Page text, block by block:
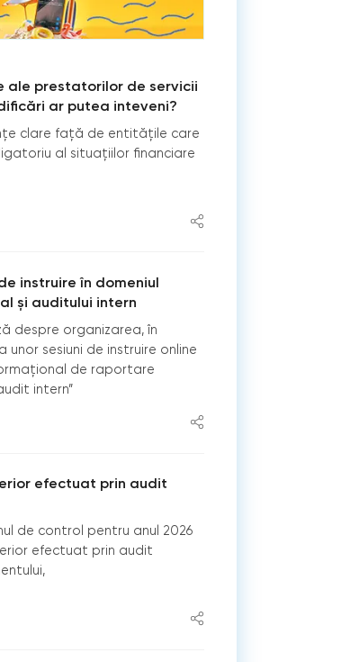
ale prestatorilor de servicii
ar putea inteveni?
clare față de entitățile care
al situațiilor financiare
instruire în domeniul
și auditului intern
despre organizarea, în
unor sesiuni de instruire online
de raportare
intern”
efectuat prin audit
de control pentru anul 2026
efectuat prin audit